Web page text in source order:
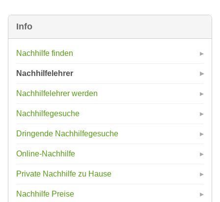
Info
Nachhilfe finden
Nachhilfelehrer
Nachhilfelehrer werden
Nachhilfegesuche
Dringende Nachhilfegesuche
Online-Nachhilfe
Private Nachhilfe zu Hause
Nachhilfe Preise